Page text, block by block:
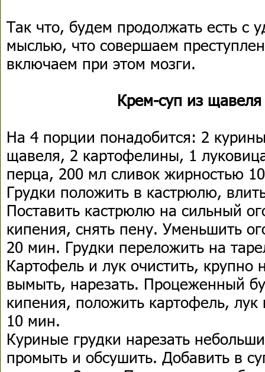
Так что, будем продолжать есть с
мыслью, что совершаем
включаем при этом мозги.
Крем-суп из щавеля
На 4 порции понадобится: 2
щавеля, 2 картофелины, 1
перца, 200 мл сливок жирностью
Грудки положить в кастрюлю,
Поставить кастрюлю на сильный
кипения, снять пену. Уменьшить
20 мин. Грудки переложить на
Картофель и лук очистить, крупно
вымыть, нарезать. Процеженный
кипения, положить картофель,
10 мин.
Куриные грудки нарезать
промыть и обсушить. Добавить в